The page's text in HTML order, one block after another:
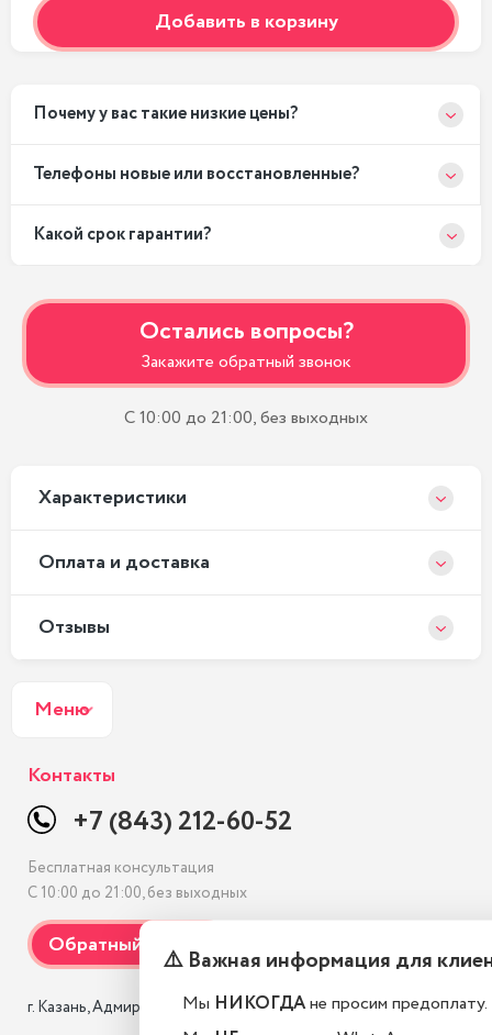
Добавить в корзину
Почему у вас такие низкие цены?
Телефоны новые или восстановленные?
Какой срок гарантии?
Остались вопросы?
Закажите обратный звонок
С 10:00 до 21:00, без выходных
Xарактеристики
Оплата и доставка
Отзывы
Меню
Контакты
+7 (843) 212-60-52
Бесплатная консультация
С 10:00 до 21:00, без выходных
г. Казань, Адмиралтейская, 3 к1
⚠️ Важная информация для
Мы НИКОГДАне просим предоплату.